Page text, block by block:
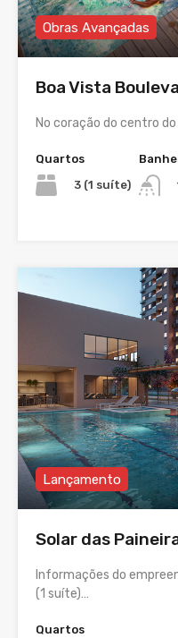
Obras Avançadas
Boa Vista
No coração do centro
Quartos
3 (1 suíte)
Lançamento
Solar das
Informações do
(1 suíte)…
Quartos